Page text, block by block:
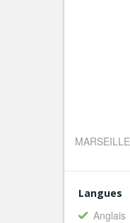
Langues
Anglais